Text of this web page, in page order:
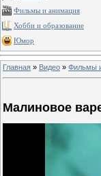
Фильмы и анимация
Хобби и образование
Юмор
Главная » Видео » Фильмы
Малиновое